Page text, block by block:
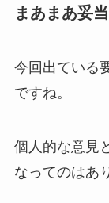
まあまあ妥
今回出ている
ですね。
個人的な意見
なってのはあ